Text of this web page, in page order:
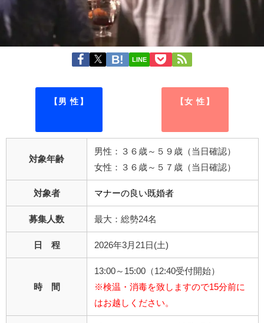
LINE
【男 性】 【女 性】
対象年齢
男性：３６歳～５９歳（当日確認）
女性：３６歳～５７歳（当日確認）
対象者 マナーの良い既婚者
募集人数 最大：総勢24名
日 程 2026年3月21日(土)
時 間
13:00～15:00（12:40受付開始）
※検温・消毒を致しますので15分前に
はお越しください。